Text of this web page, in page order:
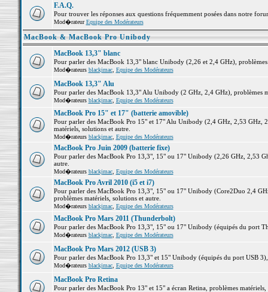
F.A.Q.
Pour trouver les réponses aux questions fréquemment posées dans notre
Mod�rateurEquipe des Modérateurs
MacBook & MacBook Pro Unibody
MacBook 13,3" blanc
Pour parler des MacBook 13,3" blanc Unibody (2,26 et 2,4 GHz),
Mod�rateurs blackjmac, Equipe des Modérateurs
MacBook 13,3" Alu
Pour parler des MacBook 13,3" Alu Unibody (2 GHz, 2,4 GHz), problèmes
Mod�rateurs blackjmac, Equipe des Modérateurs
MacBook Pro 15" et 17" (batterie amovible)
Pour parler des MacBook Pro 15" et 17" Alu Unibody (2,4 GHz, 2,53 GHz,
matériels, solutions et autre.
Mod�rateurs blackjmac, Equipe des Modérateurs
MacBook Pro Juin 2009 (batterie fixe)
Pour parler des MacBook Pro 13,3", 15" ou 17" Unibody (2,26 GHz, 2,53
autre.
Mod�rateurs blackjmac, Equipe des Modérateurs
MacBook Pro Avril 2010 (i5 et i7)
Pour parler des MacBook Pro 13,3", 15" ou 17" Unibody (Core2Duo 2,4
problèmes matériels, solutions et autre.
Mod�rateurs blackjmac, Equipe des Modérateurs
MacBook Pro Mars 2011 (Thunderbolt)
Pour parler des MacBook Pro 13,3", 15" ou 17" Unibody (équipés du port
Mod�rateurs blackjmac, Equipe des Modérateurs
MacBook Pro Mars 2012 (USB 3)
Pour parler des MacBook Pro 13,3" et 15" Unibody (équipés du port USB
Mod�rateurs blackjmac, Equipe des Modérateurs
MacBook Pro Retina
Pour parler des MacBook Pro 13" et 15" a écran Retina, problèmes matériels,